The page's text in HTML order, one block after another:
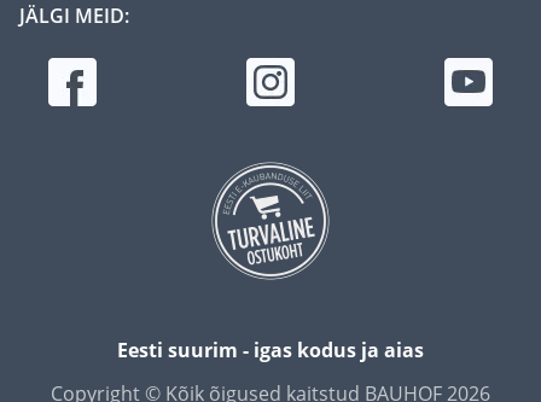
JÄLGI MEID:
Eesti suurim - igas kodus ja aias
Copyright © Kõik õigused kaitstud BAUHOF 2026